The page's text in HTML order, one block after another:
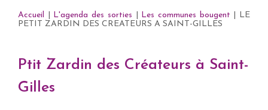
Accueil L'agenda des sorties Les communes bougent | LE
PETIT ZARDIN DES CREATEURS A SAINT-GILLES
Ptit Zardin des Créateurs à Saint-
Gilles